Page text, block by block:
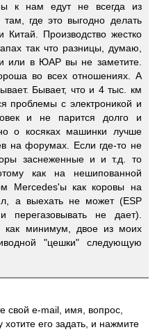
к нам едут не всегда из
где это выгодно делать
Производство жестко
так что разницы, думаю,
или в ЮАР вы не заметите.
во всех отношениях. А
Бывает, что и 4 тыс. км
проблемы с электроникой и
и не парится долго и
о косяках машинки лучше
на форумах. Если где-то не
заснеженные и и т.д. то
как на нешипованной
Mercedes'ы как коровы на
а выехать не может (ESP
перегазовывать не дает).
как минимум, двое из моих
"цешки" следующую
свой e-mail, имя, вопрос,
хотите его задать, и нажмите